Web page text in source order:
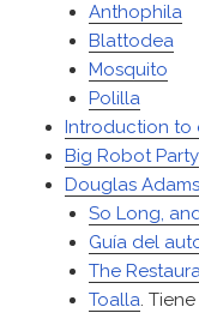
Anthophila
Blattodea
Mosquito
Polilla
Introduction to
Big Robot Party
Douglas Adams
So Long,
Guía del
The
Toalla.